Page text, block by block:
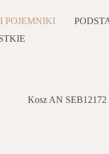
POJEMNIKI
Kosz AN SEB12172